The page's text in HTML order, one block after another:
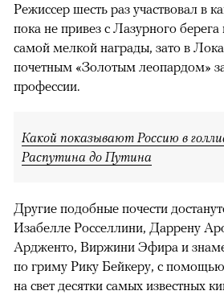
Режиссер шесть раз участвовал в
пока не привез с Лазурного
самой мелкой награды, зато в
почетным «Золотым леопардом»
профессии.
Какой показывают Россию в
Распутина до Путина
Другие подобные почести
Изабелле Росселлини, Даррену
Ардженто, Виржини Эфира и
по гриму Рику Бейкеру, с
на свет десятки самых известных